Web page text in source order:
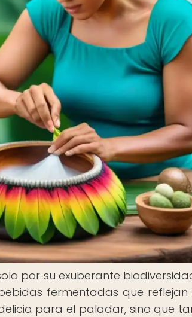
por su exuberante
fermentadas que reflejan
para el paladar, sino que